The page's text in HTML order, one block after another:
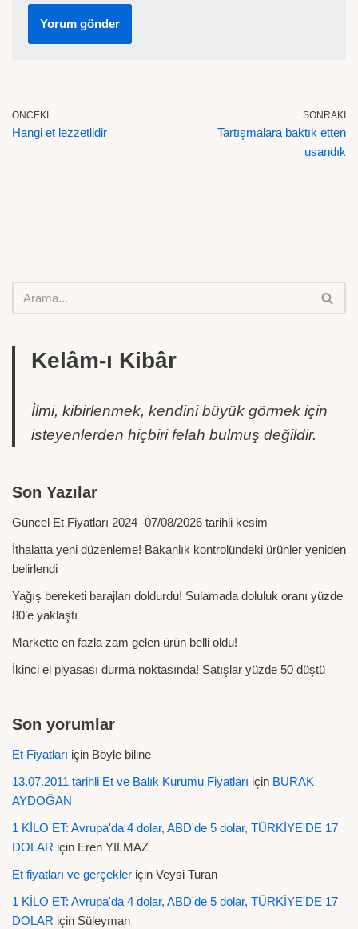
ÖNCEKI
Hangi et lezzetlidir
SONRAKI
Tartışmalara baktık etten
usandık
Kelâm-ı Kibâr
İlmi, kibirlenmek, kendini büyük görmek için
isteyenlerden hiçbiri felah bulmuş değildir.
Son Yazılar
Güncel Et Fiyatları 2024 -07/08/2026 tarihli kesim
İthalatta yeni düzenleme! Bakanlık kontrolündeki ürünler yeniden
belirlendi
Yağış bereketi barajları doldurdu! Sulamada doluluk oranı yüzde
80’e yaklaştı
Markette en fazla zam gelen ürün belli oldu!
İkinci el piyasası durma noktasında! Satışlar yüzde 50 düştü
Son yorumlar
Et Fiyatları için Böyle biline
13.07.2011 tarihli Et ve Balık Kurumu Fiyatları için BURAK
AYDOĞAN
1 KİLO ET: Avrupa'da 4 dolar, ABD'de 5 dolar, TÜRKİYE'DE 17
DOLAR için Eren YILMAZ
Et fiyatları ve gerçekler için Veysi Turan
1 KİLO ET: Avrupa'da 4 dolar, ABD'de 5 dolar, TÜRKİYE'DE 17
DOLAR için Süleyman